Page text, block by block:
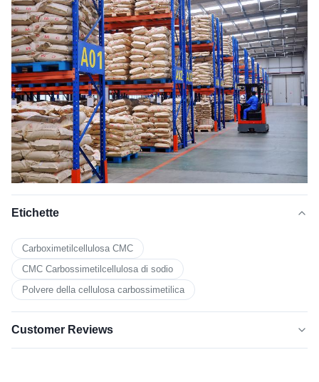
Etichette
Carboximetilcellulosa CMC
CMC Carbossimetilcellulosa di sodio
Polvere della cellulosa carbossimetilica
Customer Reviews